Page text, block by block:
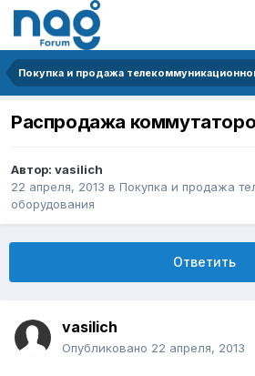
Распродажа
Автор: vasilich
22 апреля, 2013 в Покупка и продажа
оборудования
Ответить
vasilich
Опубликовано 22 апреля, 2013